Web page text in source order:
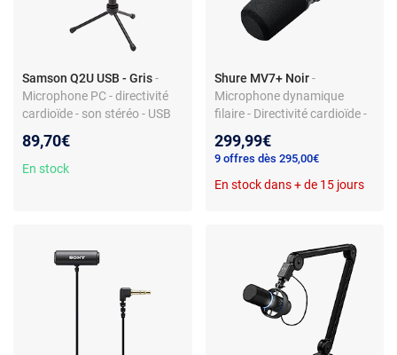
Samson Q2U USB - Gris-
Microphone PC - directivité
cardioïde - son stéréo - USB
89,70€
En stock
Shure MV7+ Noir -
Microphone dynamique
filaire - Directivité cardioïde -
299,99€
9 offres dès 295,00€
En stock dans + de 15 jours